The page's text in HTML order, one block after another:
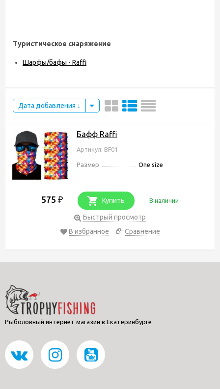
Туристическое снаряжение
Шарфы/бафы - Raffi
Дата добавления
Бафф Raffi
Артикул: BF01
Размер One size
575 ₽ Купить В наличии
Быстрый просмотр
В избранное
Сравнение
Рыболовный интернет магазин в Екатеринбурге